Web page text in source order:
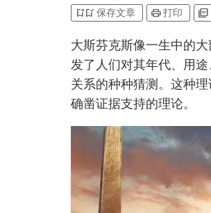
bookmark_addbookmark_added 保存文章 print打印 picture_as_pdf
大斯芬克斯像一生中的
发了人们对其年代、用
关系的种种猜测。这种
确凿证据支持的理论。